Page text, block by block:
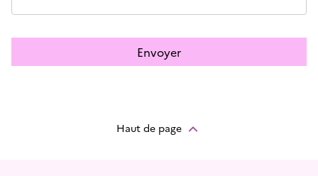
Envoyer
Haut de page